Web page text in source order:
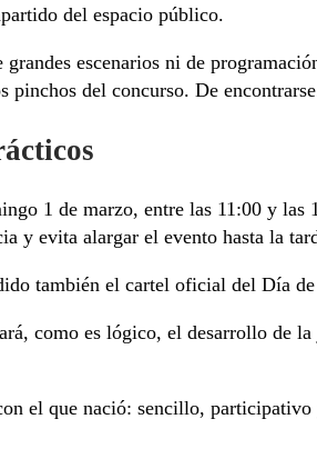
del espacio público.
escenarios ni de
pinchos del concurso. De
1 de marzo, entre las 11:00 y
y evita alargar el evento hasta la
también el cartel oficial del Día
como es lógico, el desarrollo de
el que nació: sencillo,